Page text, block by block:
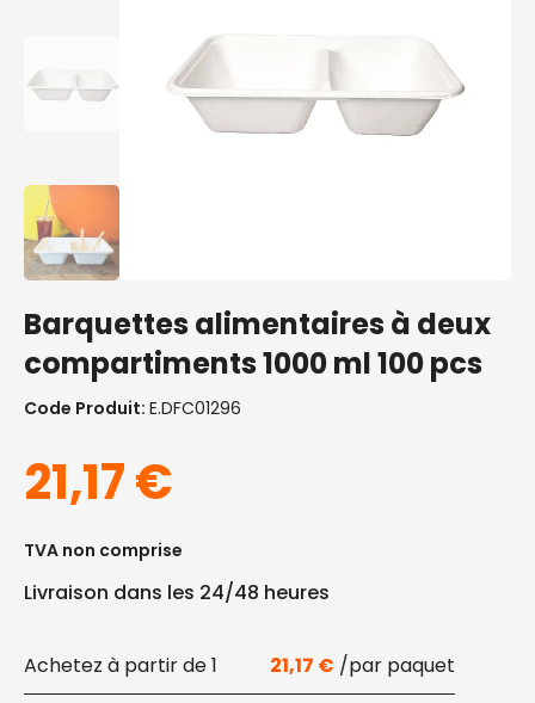
Barquettes alimentaires à deux
compartiments 1000 ml 100 pcs
Code Produit: E.DFC01296
21,17€
TVA non comprise
Livraison dans les 24/48 heures
1 21,17 €